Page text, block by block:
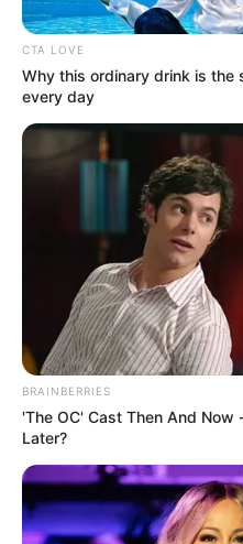
SERVICIO DE AGUA EN
¡Pilas, a guardar
posibles fallas en
Ibagué por fuertes
del Combeima
CTA LOVE
Why this ordinary drink is the
every day
BRAINBERRIES
'The OC' Cast Then And Now
Later?